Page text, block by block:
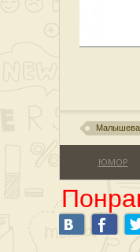
Малышева
ЮМОР